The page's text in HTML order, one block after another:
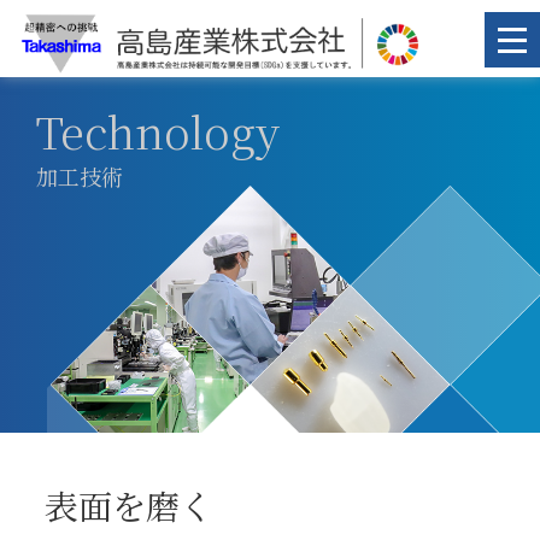
Technology
加工技術
表面を磨く